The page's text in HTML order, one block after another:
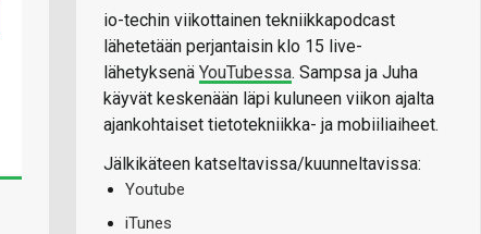
io-techin viikottainen tekniikkapodcast
lähetetään perjantaisin klo 15 live-
lähetyksenä YouTubessa. Sampsa ja Juha
käyvät keskenään läpi kuluneen viikon ajalta
ajankohtaiset tietotekniikka- ja mobiiliaiheet.
Jälkikäteen katseltavissa/kuunneltavissa:
Youtube
iTunes